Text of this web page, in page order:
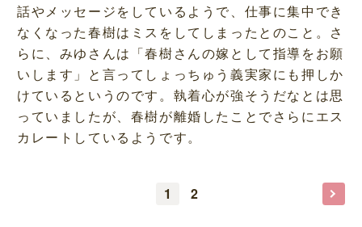
話やメッセージをしているようで、仕事に集中でき
なくなった春樹はミスをしてしまったとのこと。さ
らに、みゆさんは「春樹さんの嫁として指導をお願
いします」と言ってしょっちゅう義実家にも押しか
けているというのです。執着心が強そうだなとは思
っていましたが、春樹が離婚したことでさらにエス
カレートしているようです。
1 2